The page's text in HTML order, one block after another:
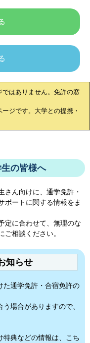
ではありません。免許の窓
ジです。大学との提携・
の皆様へ
さん向けに、通学免許・
ポートに関する情報をま
定に合わせて、無理のな
相談ください。
知らせ
た通学免許・合宿免許の
場合がありますので、
典などの情報は、こち